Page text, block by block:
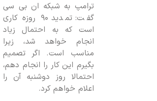
ترامپ به شبکه ان بی سی
گفت: تمدید ۹۰ روزه کاری
است که به احتمال زیاد
انجام خواهد شد، زیرا
مناسب است. اگر تصمیم
بگیرم این کار را انجام دهم،
احتمالا روز دوشنبه آن را
اعلام خواهم کرد.